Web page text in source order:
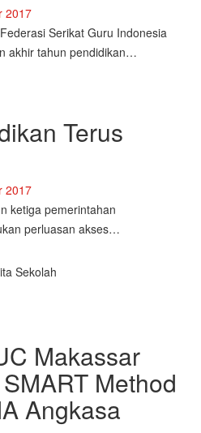
2017
Serikat Guru Indonesia
akhir tahun pendidikan…
Terus
2017
ketiga pemerintahan
perluasan akses…
Sekolah
Makassar
Method
Angkasa